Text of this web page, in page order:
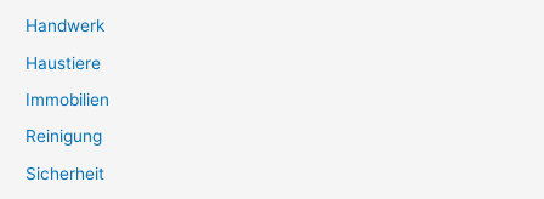
Handwerk
Haustiere
Immobilien
Reinigung
Sicherheit